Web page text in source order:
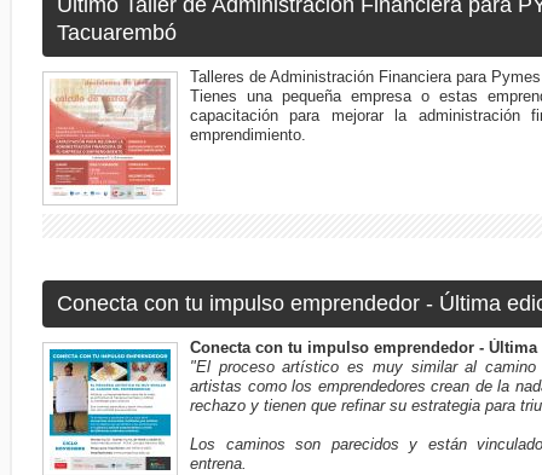
Tacuarembó
Talleres de Administración Financiera para
Tienes una pequeña empresa o estas
capacitación para mejorar la administración
emprendimiento.
Conecta con tu impulso emprendedor - Última
Conecta con tu impulso emprendedor - Última
"El proceso artístico es muy similar al camino
artistas como los emprendedores crean de la
rechazo y tienen que refinar su estrategia para
Los caminos son parecidos y están
entrena.